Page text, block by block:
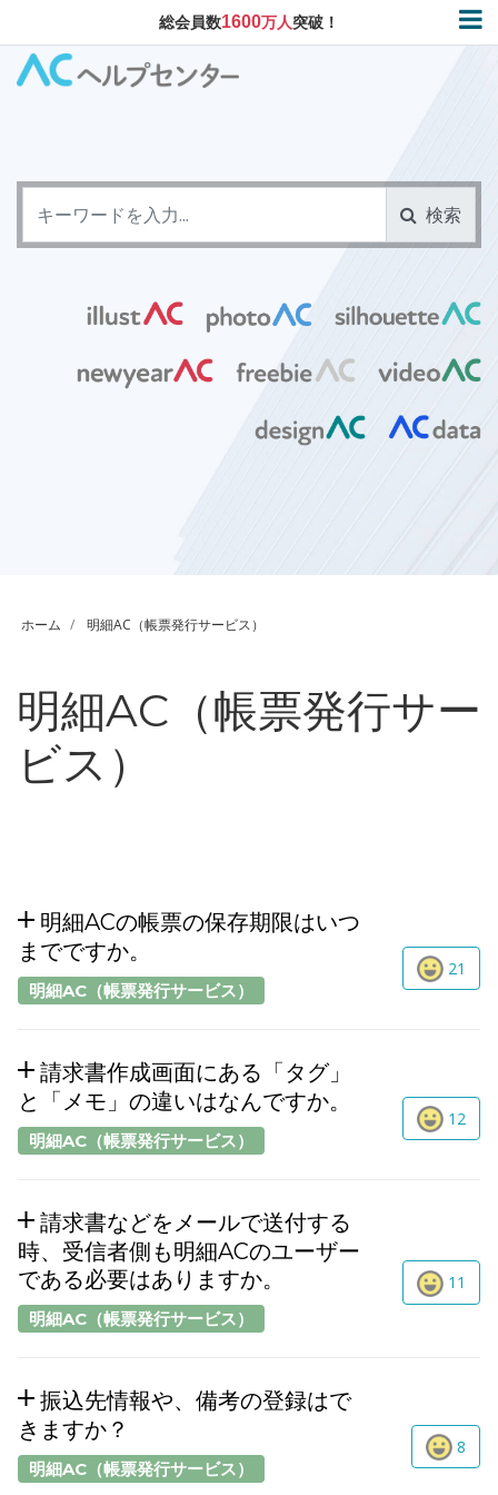
総会員数1600万人突破！
検索
ホーム 明細AC（帳票発行サービス）
明細AC（帳票発行サー
ビス）
明細ACの帳票の保存期限はいつ
までですか。
明細AC（帳票発行サービス）
21
請求書作成画面にある「タグ」
と「メモ」の違いはなんですか。
明細AC（帳票発行サービス）
12
請求書などをメールで送付する
時、受信者側も明細ACのユーザー
である必要はありますか。
明細AC（帳票発行サービス）
11
振込先情報や、備考の登録はで
きますか？
明細AC（帳票発行サービス）
8